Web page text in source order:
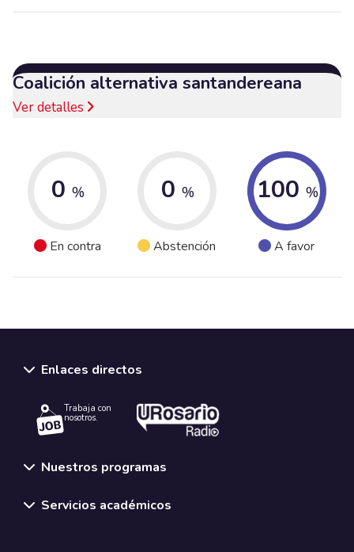
Coalición alternativa santandereana
Ver detalles
0 %
En contra
0 %
Abstención
100 %
A favor
Enlaces directos
Trabaja con
nosotros.
Nuestros programas
Servicios académicos